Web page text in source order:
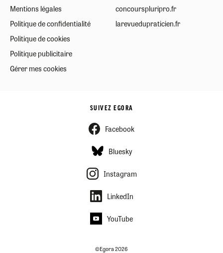
Mentions légales
Politique de confidentialité
Politique de cookies
Politique publicitaire
Gérer mes cookies
concourspluripro.fr
larevuedupraticien.fr
SUIVEZ EGORA
Facebook
Bluesky
Instagram
LinkedIn
YouTube
©Egora 2026